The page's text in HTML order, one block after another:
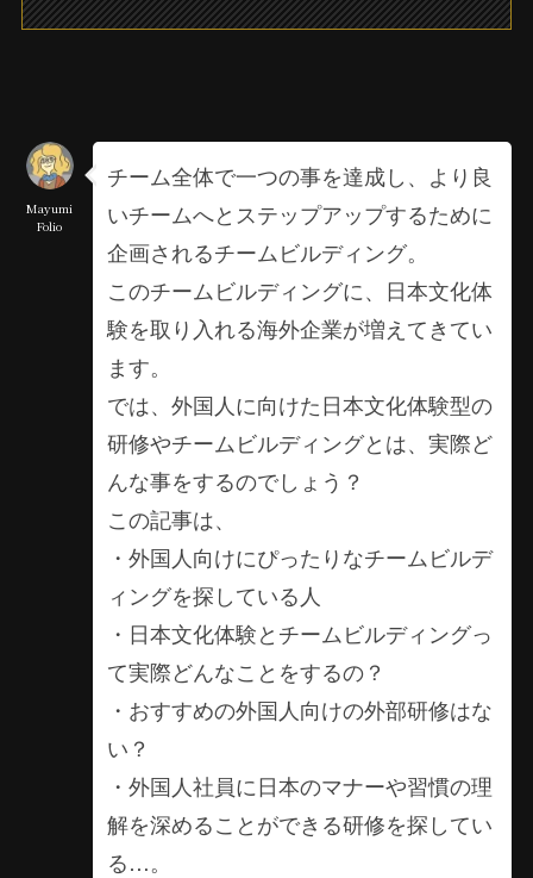
Mayumi
Folio
チーム全体で一つの事を達成し、より良
いチームへとステップアップするために
企画されるチームビルディング。
このチームビルディングに、日本文化体
験を取り入れる海外企業が増えてきてい
ます。
では、外国人に向けた日本文化体験型の
研修やチームビルディングとは、実際ど
んな事をするのでしょう？
この記事は、
・外国人向けにぴったりなチームビルデ
ィングを探している人
・日本文化体験とチームビルディングっ
て実際どんなことをするの？
・おすすめの外国人向けの外部研修はな
い？
・外国人社員に日本のマナーや習慣の理
解を深めることができる研修を探してい
る…。